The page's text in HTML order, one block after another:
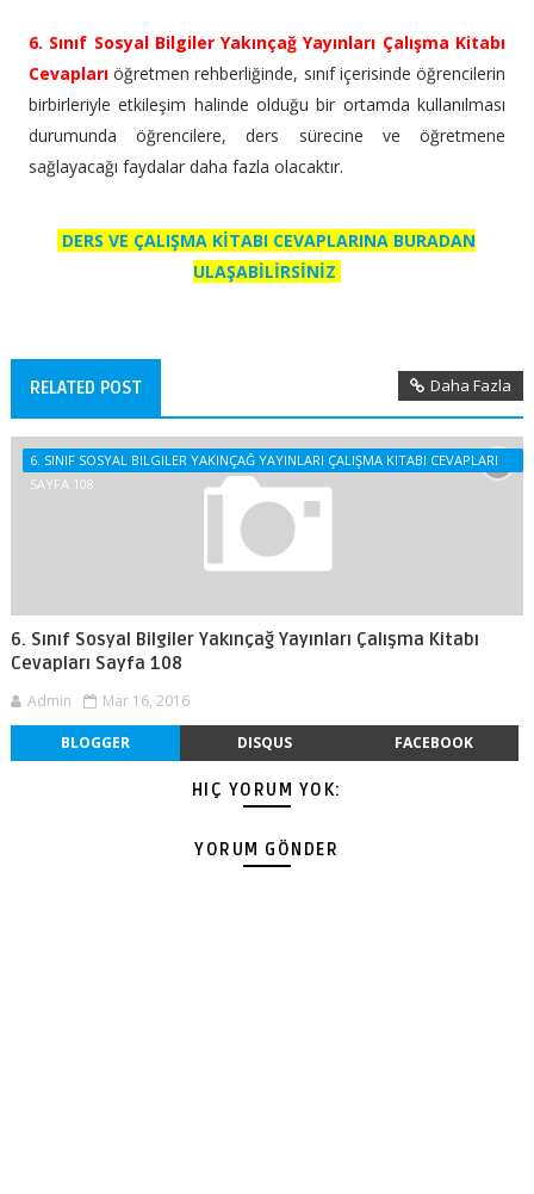
6. Sınıf Sosyal Bilgiler Yakınçağ Yayınları Çalışma Kitabı
Cevaplarıöğretmen rehberliğinde, sınıf içerisinde öğrencilerin
birbirleriyle etkileşim halinde olduğu bir ortamda kullanılması
durumunda öğrencilere, ders sürecine ve öğretmene
sağlayacağı faydalar daha fazla olacaktır.
DERS VE ÇALIŞMA KİTABI CEVAPLARINA BURADAN
ULAŞABİLİRSİNİZ
RELATED POST Daha Fazla
6. SINIF SOSYAL BILGILER YAKINÇAĞ YAYINLARI ÇALIŞMA KITABI CEVAPLARI
SAYFA 108
6. Sınıf Sosyal Bilgiler Yakınçağ Yayınları Çalışma Kitabı
Cevapları Sayfa 108
Admin Mar 16, 2016
BLOGGER DISQUS FACEBOOK
HIÇ YORUM YOK:
YORUM GÖNDER